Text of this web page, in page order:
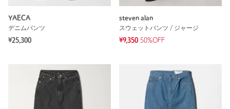
YAECA
デニムパンツ
¥25,300
steven alan
スウェットパンツ / ジャージ
¥9,350 50%OFF